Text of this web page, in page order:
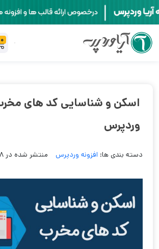
0
اسکن و شناسایی کد های
وردپرس
دسته بندی ها: افزونه وردپرس منتشر شده در 8 سال پیش